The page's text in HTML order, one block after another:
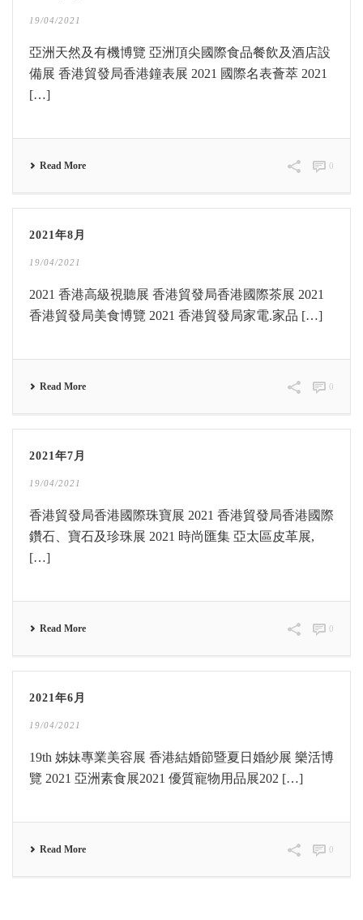
19/04/2021
亞洲天然及有機博覽 亞洲頂尖國際食品餐飲及酒店設
備展 香港貿發局香港鐘表展 2021 國際名表薈萃 2021
[…]
Read More 0
2021年8月
19/04/2021
2021 香港高級視聽展 香港貿發局香港國際茶展 2021
香港貿發局美食博覽 2021 香港貿發局家電.家品 […]
Read More 0
2021年7月
19/04/2021
香港貿發局香港國際珠寶展 2021 香港貿發局香港國際
鑽石、寶石及珍珠展 2021 時尚匯集 亞太區皮革展,
[…]
Read More 0
2021年6月
19/04/2021
19th 姊妹專業美容展 香港結婚節暨夏日婚紗展 樂活博
覽 2021 亞洲素食展2021 優質寵物用品展202 […]
Read More 0